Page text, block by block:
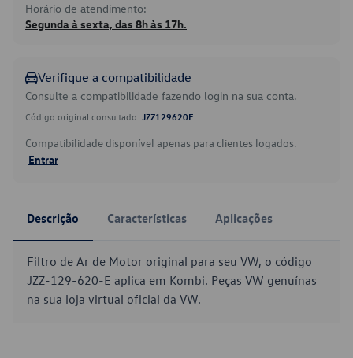
Horário de atendimento:
Segunda à sexta, das 8h às 17h.
Verifique a compatibilidade
Consulte a compatibilidade fazendo login na sua conta.
Código original consultado: JZZ129620E
Compatibilidade disponível apenas para clientes logados.
Entrar
Descrição Características Aplicações
Filtro de Ar de Motor original para seu VW, o código
JZZ-129-620-E aplica em Kombi. Peças VW genuínas
na sua loja virtual oficial da VW.